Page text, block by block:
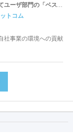
ユーザ部門の「ベスト
トコム
社事業の環境への貢献